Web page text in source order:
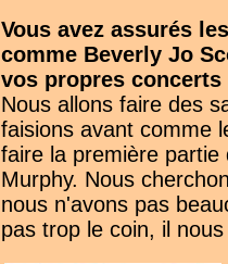
Vous avez assurés
comme Beverly Jo
vos propres concerts
Nous allons faire des
faisions avant comme
faire la première
Murphy. Nous
nous n'avons pas
pas trop le coin, il